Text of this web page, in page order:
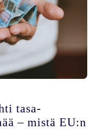
tasa-
– mistä EU:n